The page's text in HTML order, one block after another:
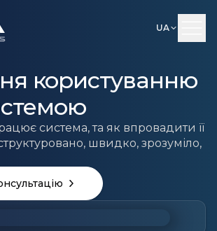
UA
користуванню
система, та як впровадити її
швидко, зрозуміло,